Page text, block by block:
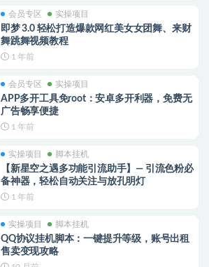
会员专区 实操项目
即梦 3.0 轻松打造爆款网红美女女团舞、来财
舞跳舞视频教程
1 年前
会员专区 实操项目
APP多开工具免root：安卓多开利器，免费无
广告畅享便捷
1 年前
实操项目 脚本挂机
【新星空之遇多功能引流助手】— 引流色粉必
备神器，轻松自动关注与放孔明灯
1 年前
实操项目 脚本挂机
QQ协议挂机脚本：一键提升等级，账号出租
售卖变现攻略